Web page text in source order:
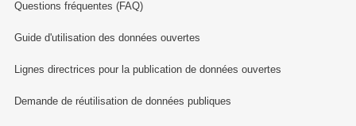
Questions fréquentes (FAQ)
Guide d'utilisation des données ouvertes
Lignes directrices pour la publication de données ouvertes
Demande de réutilisation de données publiques